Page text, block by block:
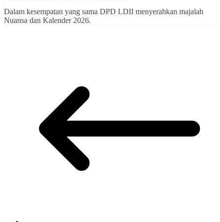
Dalam kesempatan yang sama DPD LDII menyerahkan majalah
Nuansa dan Kalender 2026.